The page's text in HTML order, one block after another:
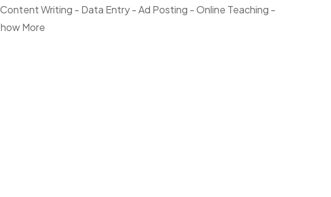
More